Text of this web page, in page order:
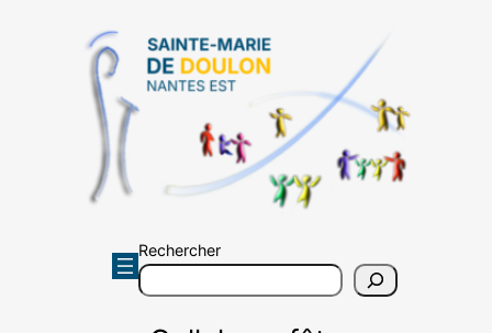
Rechercher